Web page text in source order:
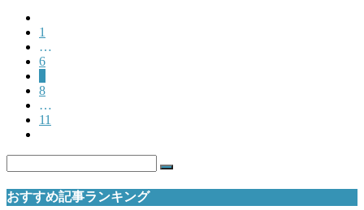
1
…
6
8
…
11
おすすめ記事ランキング